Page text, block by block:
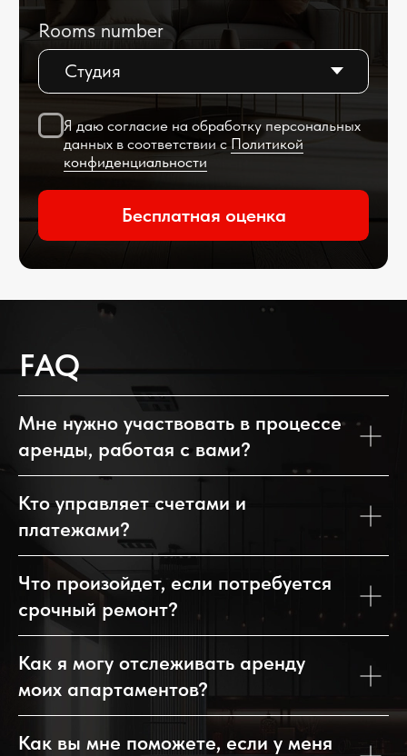
Мне нужно участвовать в процессе
аренды, работая с вами?
Кто управляет счетами и
платежами?
Что произойдет, если потребуется
срочный ремонт?
Как я могу отслеживать аренду
моих апартаментов?
Как вы мне поможете, если у меня